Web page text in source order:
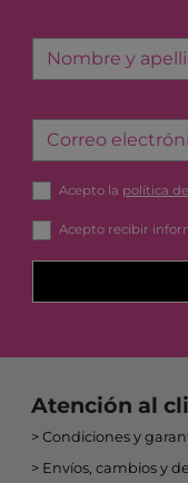
Nombre y
Correo
Acepto la política
Acepto recibir
Atención al
Condiciones y
Envíos, cambios y